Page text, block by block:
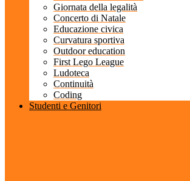
Giornata della legalità
Concerto di Natale
Educazione civica
Curvatura sportiva
Outdoor education
First Lego League
Ludoteca
Continuità
Coding
Studenti e Genitori